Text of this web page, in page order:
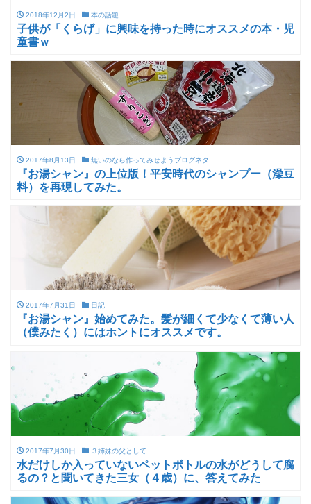
2018年12月2日 本の話題
子供が「くらげ」に興味を持った時にオススメの本・児
童書ｗ
2017年8月13日 無いのなら作ってみせようブログネタ
『お湯シャン』の上位版！平安時代のシャンプー（澡豆
料）を再現してみた。
2017年7月31日 日記
『お湯シャン』始めてみた。髪が細くて少なくて薄い人
（僕みたく）にはホントにオススメです。
2017年7月30日 ３姉妹の父として
水だけしか入っていないペットボトルの水がどうして腐
るの？と聞いてきた三女（４歳）に、答えてみた